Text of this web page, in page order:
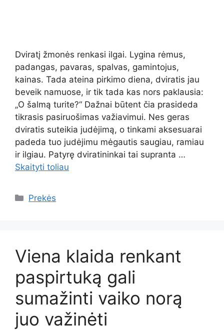
Dviratį žmonės renkasi ilgai. Lygina rėmus,
padangas, pavaras, spalvas, gamintojus,
kainas. Tada ateina pirkimo diena, dviratis jau
beveik namuose, ir tik tada kas nors paklausia:
„O šalmą turite?“ Dažnai būtent čia prasideda
tikrasis pasiruošimas važiavimui. Nes geras
dviratis suteikia judėjimą, o tinkami aksesuarai
padeda tuo judėjimu mėgautis saugiau, ramiau
ir ilgiau. Patyrę dviratininkai tai supranta …
Skaityti toliau
Kategorijos
Prekės
Viena klaida renkant
paspirtuką gali
sumažinti vaiko norą
juo važinėti